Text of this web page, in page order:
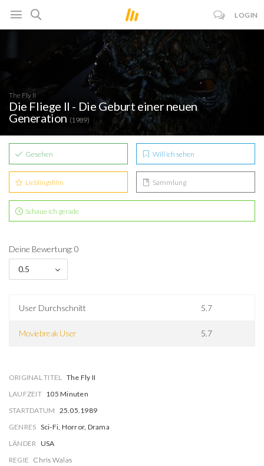
LOGIN
The Fly II
Die Fliege II - Die Geburt einer neuen
Generation (1989)
Gesehen Will ich sehen
Lieblingsfilm Sammlung
Schaue ich gerade
Deine Bewertung: 0
0.5
User Durchschnitt 5.7
Moviebreak User 5.7
ORIGINAL TITEL The Fly II
LAUFZEIT 105 Minuten
STARTDATUM 25.05.1989
GENRES Sci-Fi, Horror, Drama
LÄNDER USA
REGIE Chris Walas